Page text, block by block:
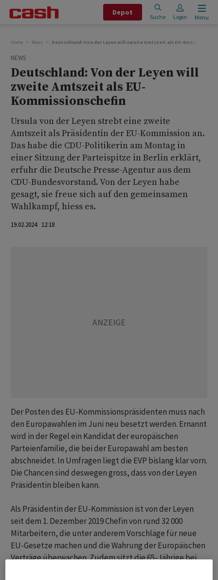
Depot
Suche Login Menu
Home News Deutschland: Von der Leyen will zweite Amtszeit als EU-
NEWS
Deutschland: Von der Leyen will
zweite Amtszeit als EU-
Kommissionschefin
Ursula von der Leyen strebt eine zweite
Amtszeit als Präsidentin der EU-Kommission an.
Das habe die CDU-Politikerin am Montag in
einer Sitzung der Parteispitze in Berlin erklärt,
erfuhr die Deutsche Presse-Agentur aus dem
CDU-Bundesvorstand. Von der Leyen habe
gesagt, sie freue sich auf den gemeinsamen
Wahlkampf, hiess es.
19.02.2024 12:18
Der Posten des EU-Kommissionspräsidenten muss nach
den Europawahlen im Juni neu besetzt werden. Ernannt
wird in der Regel ein Kandidat der europäischen
Parteienfamilie, die bei der Europawahl am besten
abschneidet. In Umfragen liegt die EVP bislang klar vorn.
Die Chancen sind deswegen gross, dass von der Leyen
Präsidentin bleiben kann.
Als Präsidentin der EU-Kommission ist von der Leyen
seit dem 1. Dezember 2019 Chefin von rund 32 000
Mitarbeitern, die unter anderem Vorschläge für neue
EU-Gesetze machen und die Wahrung der Europäischen
Verträge überwachen. Zudem sitzt die 65-Jährige bei